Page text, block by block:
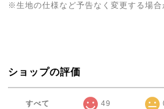
※生地の仕様など予告なく変更する場合
ショップの評価
すべて 49